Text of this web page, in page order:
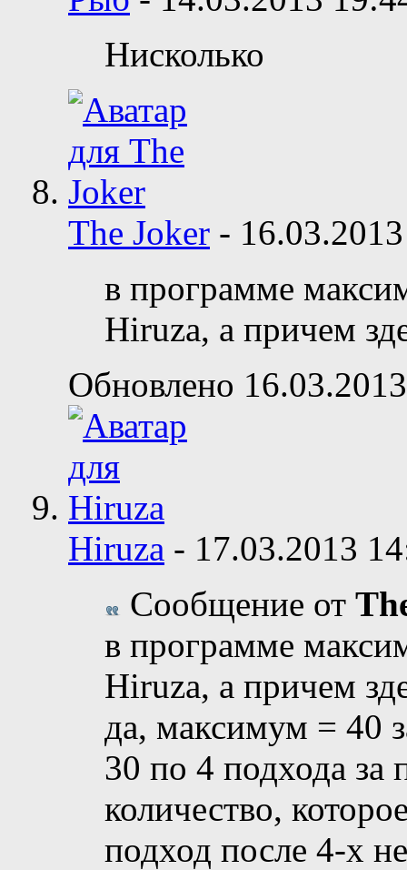
Нисколько
The Joker -
в программе
Hiruza, а причем
Обновлено
Hiruza - 17.03.2013
Сообщение от
в программе
Hiruza, а причем
да, максимум = 40
30 по 4 подхода за
количество,
подход после 4-х